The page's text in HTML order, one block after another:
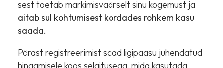
sest toetab märkimisväärselt sinu kogemust ja
aitab sul kohtumisest kordades rohkem kasu
saada.
Pärast registreerimist saad ligipääsu juhendatud
hingamisele koos selgitusega, mida kasutada